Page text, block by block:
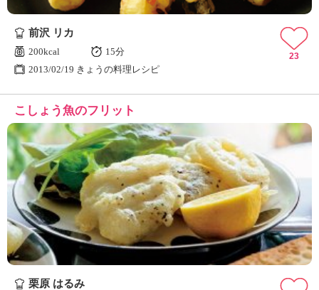
前沢 リカ
200kcal
15分
2013/02/19 きょうの料理レシピ
23
こしょう魚のフリット
栗原 はるみ